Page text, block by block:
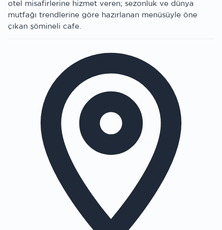
otel misafirlerine hizmet veren; sezonluk ve dünya
mutfağı trendlerine göre hazırlanan menüsüyle öne
çıkan şömineli cafe.